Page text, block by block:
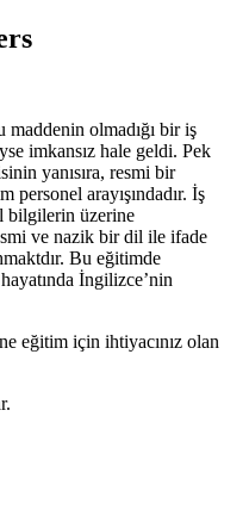
olmadığı bir iş
imkansız hale geldi. Pek
yanısıra, resmi bir
personel arayışındadır. İş
bilgilerin üzerine
ve nazik bir dil ile ifade
Bu eğitimde
İngilizce’nin
eğitim için ihtiyacınız olan